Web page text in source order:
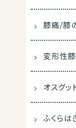
膝痛/膝
変形性
オスグッ
ふくらは